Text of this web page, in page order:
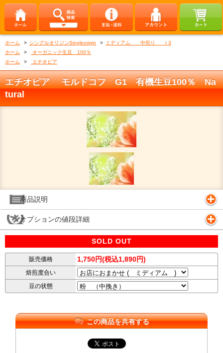
ホーム > シングルオリジンSingleorigin >
ミディアム 中煎り r 3
ホーム
>
オーガニック生豆 100％
ホーム
> エチオピア
エチオピア モルドコフ G1 有機生豆100％ Na
tural
商品説明
オプションの値段詳細
SOLD OUT
販売価格 1,750円(税込1,890円)
焙煎度合い
豆の状態
この商品を共有する